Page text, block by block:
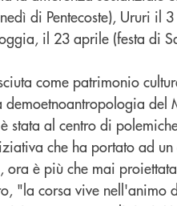
di Pentecoste), Ururi il
il 23 aprile (festa di
come patrimonio
demoetnoantropologia
stata al centro di
che ha portato ad
è più che mai
"la corsa vive nell'animo